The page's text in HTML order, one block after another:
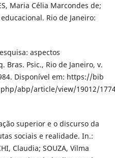
Maria Célia Marcondes de;
Rio de Janeiro:
aspectos
Bras. Psic., Rio de Janeiro, v.
Disponível em: https://bib
abp/article/view/19012/
superior e o discurso da
sociais e realidade. In.:
Claudia; SOUZA, Vilma